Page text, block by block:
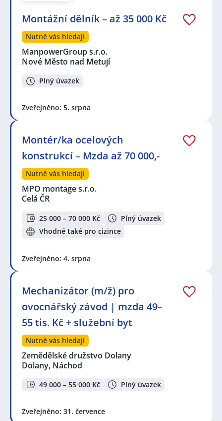
Montážní dělník – až 35 000 Kč
Nutně vás hledají
ManpowerGroup s.r.o.
Nové Město nad Metují
Plný úvazek
Zveřejněno: 5. srpna
Montér/ka ocelových
konstrukcí – Mzda až 70 000,-
Nutně vás hledají
MPO montage s.r.o.
Celá ČR
25 000 – 70 000 Kč
Plný úvazek
Vhodné také pro cizince
Zveřejněno: 4. srpna
Mechanizátor (m/ž) pro
ovocnářský závod | mzda 49–
55 tis. Kč + služební byt
Nutně vás hledají
Zemědělské družstvo Dolany
Dolany, Náchod
49 000 – 55 000 Kč Plný úvazek
Zveřejněno: 31. července